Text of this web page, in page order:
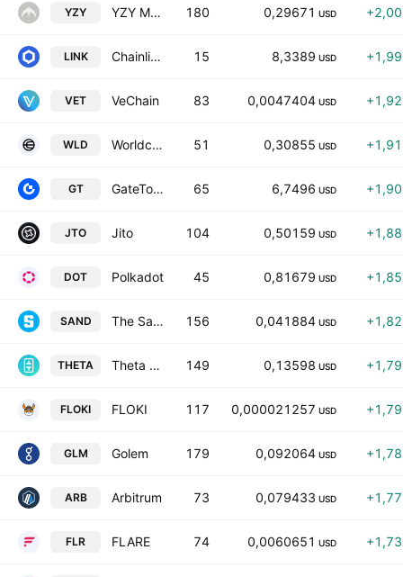
YZY YZY MONEY 180 0,29671 USD
LINK Chainlink 15 8,3389 USD
VET VeChain 83 0,0047404 USD
WLD Worldcoin 51 0,30855 USD
GT GateToken 65 6,7496 USD
JTO Jito 104 0,50159 USD
DOT Polkadot 45 0,81679 USD
SAND The Sandbox 156 0,041884 USD
THETA Theta Network 149 0,13598 USD
FLOKI FLOKI 117 0,000021257 USD
GLM Golem 179 0,092064 USD
ARB Arbitrum 73 0,079433 USD
FLR FLARE 74 0,0060651 USD